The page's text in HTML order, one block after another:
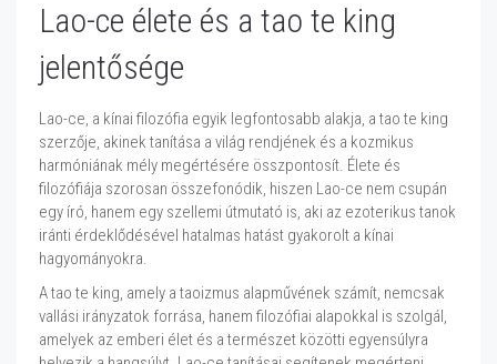
Lao-ce élete és a tao te king
jelentősége
Lao-ce, a kínai filozófia egyik legfontosabb alakja, a tao te king
szerzője, akinek tanítása a világ rendjének és a kozmikus
harmóniának mély megértésére összpontosít. Élete és
filozófiája szorosan összefonódik, hiszen Lao-ce nem csupán
egy író, hanem egy szellemi útmutató is, aki az ezoterikus tanok
iránti érdeklődésével hatalmas hatást gyakorolt a kínai
hagyományokra.
A tao te king, amely a taoizmus alapművének számít, nemcsak
vallási irányzatok forrása, hanem filozófiai alapokkal is szolgál,
amelyek az emberi élet és a természet közötti egyensúlyra